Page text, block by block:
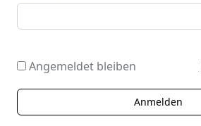
Angemeldet bleiben